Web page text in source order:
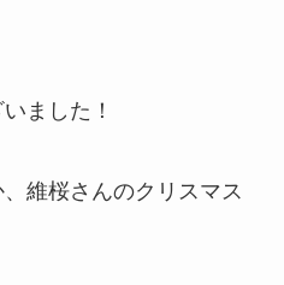
ました！
維桜さんのクリスマス